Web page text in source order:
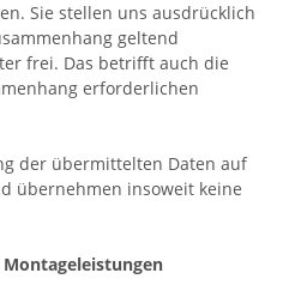
Sie stellen uns ausdrücklich
geltend
frei. Das betrifft auch die
erforderlichen
der übermittelten Daten auf
übernehmen insoweit keine